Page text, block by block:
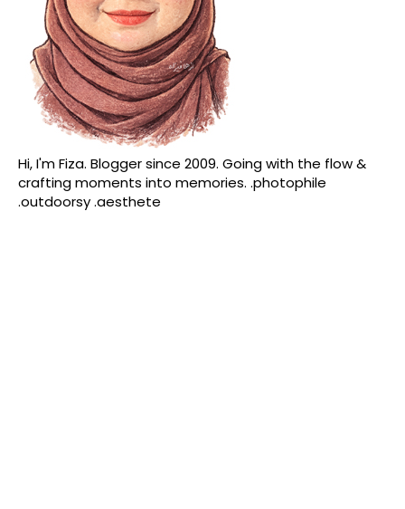
Hi, I'm Fiza. Blogger since 2009. Going with the flow &
crafting moments into memories. .photophile
.outdoorsy .aesthete